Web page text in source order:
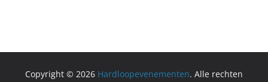
Copyright © 2026 Hardloopevenementen. Alle rechten